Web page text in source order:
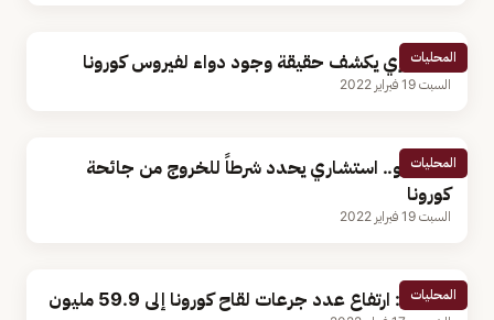
المحليات
استشاري يكشف حقيقة وجود دواء لفيروس كورونا
السبت 19 فبراير 2022
المحليات
بالفيديو.. استشاري يحدد شرطاً للخروج من جائحة
كورونا
السبت 19 فبراير 2022
المحليات
الصحة: ارتفاع عدد جرعات لقاح كورونا إلى 59.9 مليون